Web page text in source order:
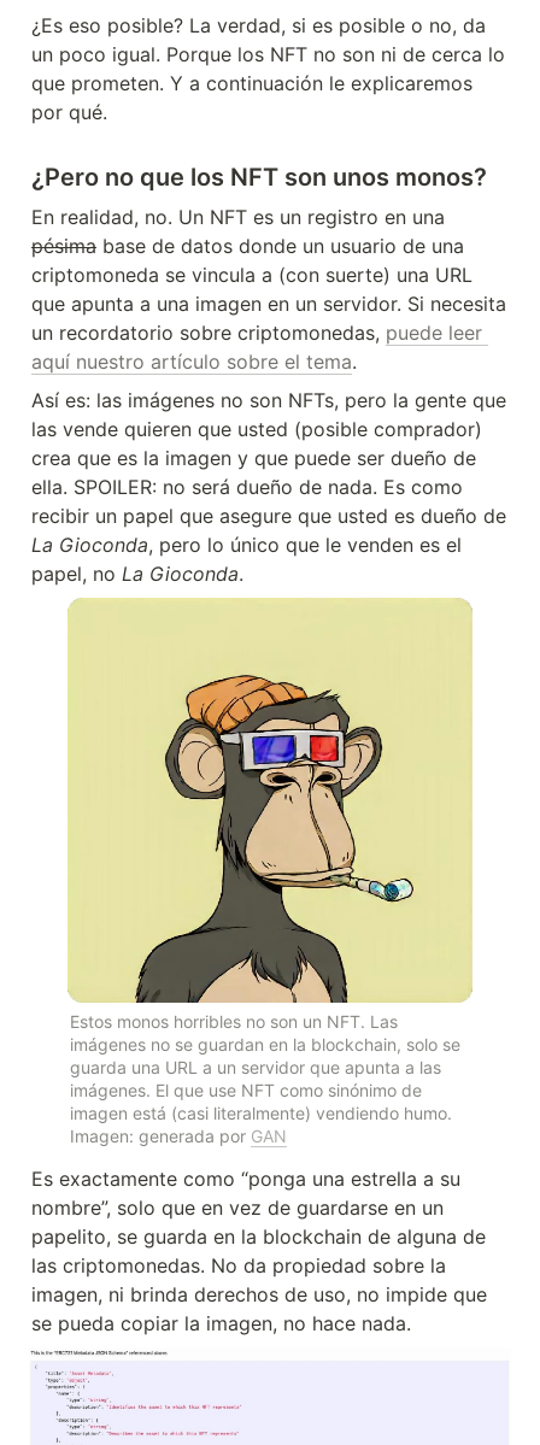
¿Es eso posible? La verdad, si es posible o no, da
un poco igual. Porque los NFT no son ni de cerca lo
que prometen. Y a continuación le explicaremos
por qué.
¿Pero no que los NFT son unos monos?
pésima base de datos donde un usuario de una
criptomoneda se vincula a (con suerte) una URL
que apunta a una imagen en un servidor. Si necesita
un recordatorio sobre criptomonedas, puede leer
aquí nuestro artículo sobre el tema.
Así es: las imágenes no son NFTs, pero la gente que
las vende quieren que usted (posible comprador)
crea que es la imagen y que puede ser dueño de
ella. SPOILER: no será dueño de nada. Es como
La Gioconda, pero lo único que le venden es el
papel, no La Gioconda.
Estos monos horribles no son un NFT. Las
imágenes no se guardan en la blockchain, solo se
guarda una URL a un servidor que apunta a las
imágenes. El que use NFT como sinónimo de
imagen está (casi literalmente) vendiendo humo.
Imagen: generada por GAN
Es exactamente como “ponga una estrella a su
nombre”, solo que en vez de guardarse en un
papelito, se guarda en la blockchain de alguna de
las criptomonedas. No da propiedad sobre la
imagen, ni brinda derechos de uso, no impide que
se pueda copiar la imagen, no hace nada.